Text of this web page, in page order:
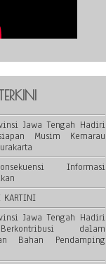
Jawa Tengah Hadiri
Musim Kemarau
Informasi
KARTINI
Jawa Tengah Hadiri
dalam
Bahan Pendamping